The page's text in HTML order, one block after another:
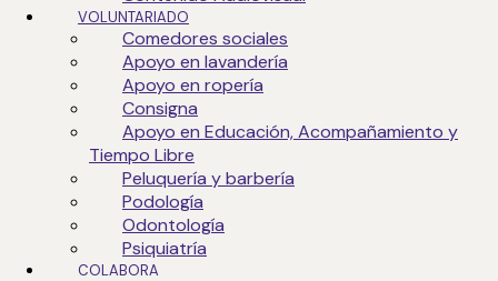
VOLUNTARIADO
Comedores sociales
Apoyo en lavandería
Apoyo en ropería
Consigna
Apoyo en Educación, Acompañamiento y
Tiempo Libre
Peluquería y barbería
Podología
Odontología
Psiquiatría
COLABORA